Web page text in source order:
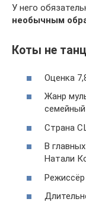
У него
необычным
Коты не
Оценка
Жанр
семейный
Страна
В
Натали